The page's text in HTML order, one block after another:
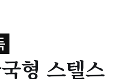
형 스텔스